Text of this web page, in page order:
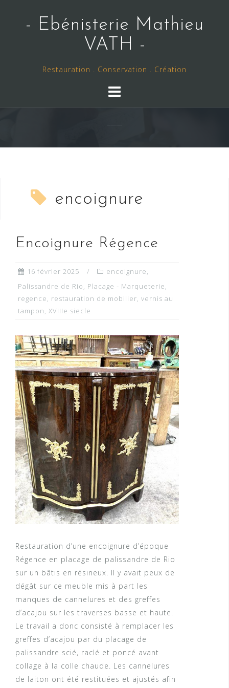
- Ebénisterie Mathieu
VATH -
Restauration . Conservation . Création
encoignure
Encoignure Régence
16 février 2025 encoignure,
Palissandre de Rio, Placage - Marqueterie,
regence, restauration de mobilier, vernis au
tampon, XVIIIe siecle
Restauration d’une encoignure d’époque
Régence en placage de palissandre de Rio
sur un bâtis en résineux. Il y avait peux de
dégât sur ce meuble mis à part les
manques de cannelures et des greffes
d’acajou sur les traverses basse et haute.
Le travail a donc consisté à remplacer les
greffes d’acajou par du placage de
palissandre scié, raclé et poncé avant
collage à la colle chaude. Les cannelures
de laiton ont été restituées et ajustés afin